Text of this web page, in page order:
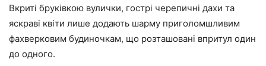
Вкриті бруківкою вулички, гострі черепичні дахи та
яскраві квіти лише додають шарму приголомшливим
фахверковим будиночкам, що розташовані впритул один
до одного.